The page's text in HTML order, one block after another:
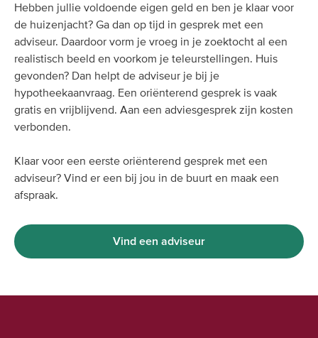
Hebben jullie voldoende eigen geld en ben je klaar voor
de huizenjacht? Ga dan op tijd in gesprek met een
adviseur. Daardoor vorm je vroeg in je zoektocht al een
realistisch beeld en voorkom je teleurstellingen. Huis
gevonden? Dan helpt de adviseur je bij je
hypotheekaanvraag. Een oriënterend gesprek is vaak
gratis en vrijblijvend. Aan een adviesgesprek zijn kosten
verbonden.
Klaar voor een eerste oriënterend gesprek met een
adviseur? Vind er een bij jou in de buurt en maak een
afspraak.
Vind een adviseur